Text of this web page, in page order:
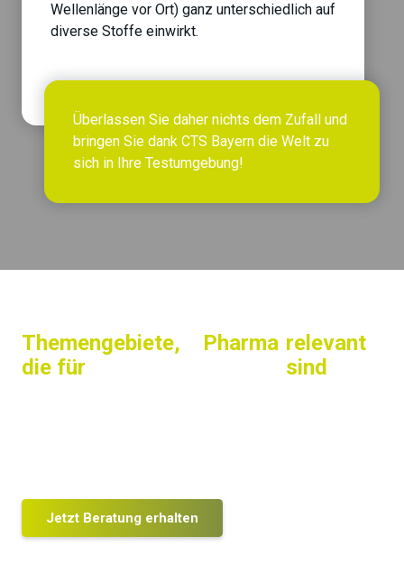
Wellenlänge vor Ort) ganz unterschiedlich auf
diverse Stoffe einwirkt.
Überlassen Sie daher nichts dem Zufall und
bringen Sie dank CTS Bayern die Welt zu
sich in Ihre Testumgebung!
Themengebiete,
die für
Pharma relevant
sind
Umweltsimulation
Jetzt Beratung erhalten